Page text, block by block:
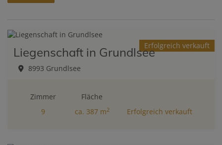
Erfolgreich verkauft
Liegenschaft in Grundlsee
8993 Grundlsee
Zimmer
9
Fläche
ca. 387 m2 Erfolgreich verkauft